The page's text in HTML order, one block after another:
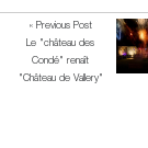
« Previous Post
Le "château des
Condé" renaît
"Château de Vallery"